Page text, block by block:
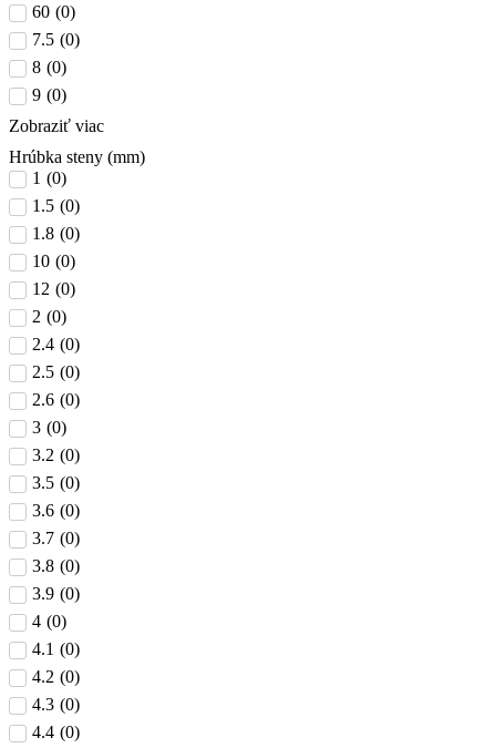
60 (0)
7.5 (0)
8 (0)
9 (0)
Zobraziť viac
Hrúbka steny (mm)
1 (0)
1.5 (0)
1.8 (0)
10 (0)
12 (0)
2 (0)
2.4 (0)
2.5 (0)
2.6 (0)
3 (0)
3.2 (0)
3.5 (0)
3.6 (0)
3.7 (0)
3.8 (0)
3.9 (0)
4 (0)
4.1 (0)
4.2 (0)
4.3 (0)
4.4 (0)